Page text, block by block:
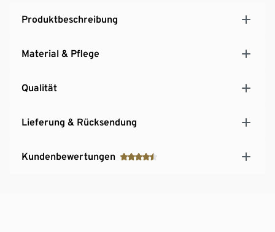
Produktbeschreibung
Material & Pflege
Qualität
Lieferung & Rücksendung
Kundenbewertungen